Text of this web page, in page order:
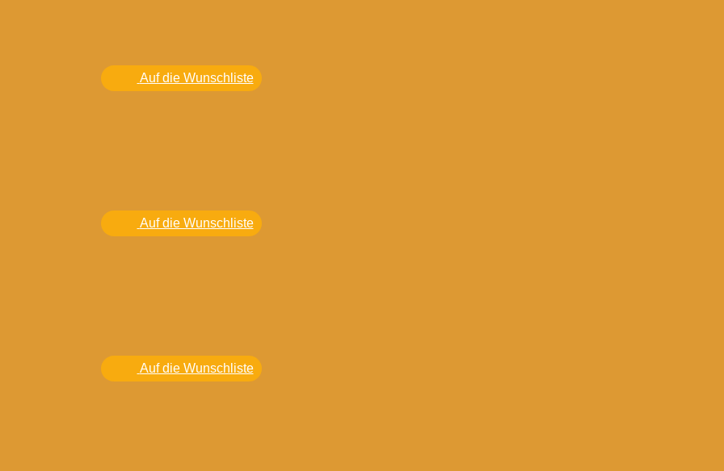
Auf die Wunschliste
Auf die Wunschliste
Auf die Wunschliste